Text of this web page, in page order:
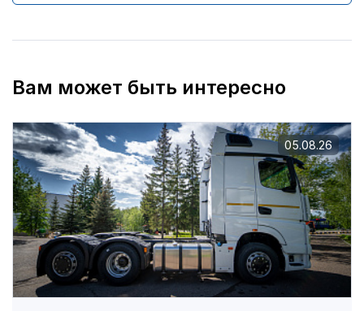
Вам может быть интересно
05.08.26